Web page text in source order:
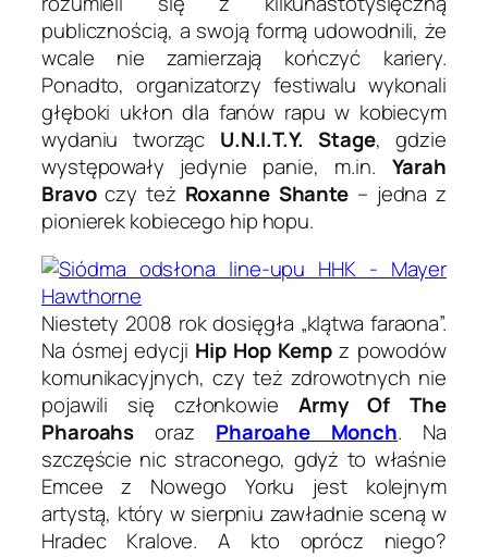
publicznością, a swoją formą udowodnili, że
wcale nie zamierzają kończyć kariery.
Ponadto, organizatorzy festiwalu wykonali
głęboki ukłon dla fanów rapu w kobiecym
wydaniu tworząc U.N.I.T.Y. Stage, gdzie
występowały jedynie panie, m.in. Yarah
Bravoczy też Roxanne Shante – jedna z
pionierek kobiecego hip hopu.
Niestety 2008 rok dosięgła „klątwa faraona”.
Na ósmej edycji Hip Hop Kempz powodów
komunikacyjnych, czy też zdrowotnych nie
pojawili się członkowie Army Of The
Pharoahs oraz Pharoahe Monch. Na
szczęście nic straconego, gdyż to właśnie
Emcee z Nowego Yorku jest kolejnym
artystą, który w sierpniu zawładnie sceną w
Hradec Kralove. A kto oprócz niego?